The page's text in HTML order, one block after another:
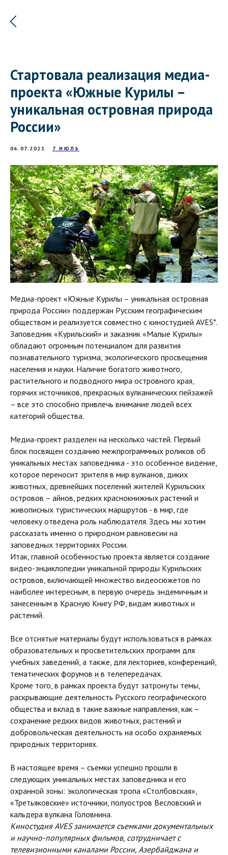
Стартовала реализация медиа-
проекта «Южные Курилы –
уникальная островная природа
России»
06.07.2021 7 ИЮЛЬ
Медиа-проект «Южные Курилы – уникальная островная
природа России» поддержан Русским географическим
обществом и реализуется совместно с киностудией AVES*.
Заповедник «Курильский» и заказник «Малые Курилы»
обладают огромным потенциалом для развития
познавательного туризма, экологического просвещения
населения и науки. Наличие богатого животного,
растительного и подводного мира островного края,
горячих источников, прекрасных вулканических пейзажей
– все это способно привлечь внимание людей всех
категорий общества.
Медиа-проект разделен на несколько частей. Первый
блок посвящен созданию межпрограммных роликов об
уникальных местах заповедника - это особенное видение,
которое переносит зрителя в мир вулканов, диких
животных, древнейших поселений жителей Курильских
островов – айнов, редких краснокнижных растений и
живописных туристических маршрутов - в мир, где
человеку отведена роль наблюдателя. Здесь мы хотим
рассказать именно о природном равновесии на
заповедных территориях России.
Итак, главной особенностью проекта является создание
видео-энциклопедии уникальной природы Курильских
островов, включающей множество видеосюжетов по
наиболее интересным, в первую очередь эндемичным и
занесенным в Красную Книгу РФ, видам животных и
растений.
Все отснятые материалы будут использоваться в рамках
образовательных и просветительских программ для
учебных заведений, а также, для лекториев, конференций,
тематических форумов и в телепередачах.
Кроме того, в рамках проекта будут затронуты темы,
раскрывающие деятельность Русского географического
общества и вклад в такие важные направления, как –
сохранение редких видов животных, растений и
добровольческая деятельность на особо охраняемых
природных территориях.
В настоящее время – съемки успешно прошли в
следующих уникальных местах заповедника и его
охранной зоны: экологическая тропа «Столбовская»,
«Третьяковские» источники, полуостров Весловский и
кальдера вулкана Головнина.
Киностудия AVES занимается съемками документальных
и научно-популярных фильмов, сотрудничает с
телевизионными каналами России, Азербайджана и